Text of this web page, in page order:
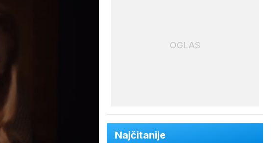
OGLAS
Najčitanije